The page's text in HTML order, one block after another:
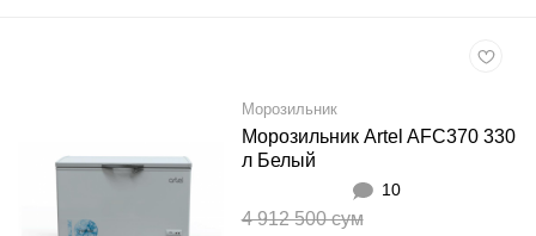
Морозильник
Морозильник Artel AFC370 330
л Белый
10
4 912 500 сум